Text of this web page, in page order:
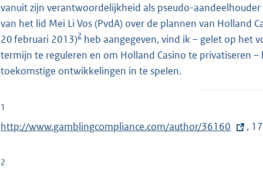
vanuit zijn verantwoordelijkheid als pseudo-
van het lid Mei Li Vos (PvdA) over de plannen van Holland
20 februari 2013)2 heb aangegeven, vind ik – gelet op het
termijn te reguleren en om Holland Casino te privatiseren
toekomstige ontwikkelingen in te spelen.
1
E
t
http://www.gamblingcompliance.com/author/36160 ,
2